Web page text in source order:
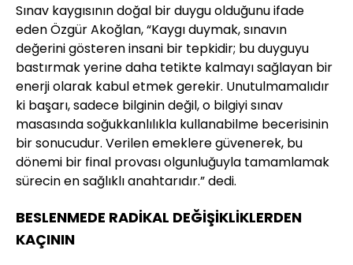
Sınav kaygısının doğal bir duygu olduğunu ifade
eden Özgür Akoğlan, “Kaygı duymak, sınavın
değerini gösteren insani bir tepkidir; bu duyguyu
bastırmak yerine daha tetikte kalmayı sağlayan bir
enerji olarak kabul etmek gerekir. Unutulmamalıdır
ki başarı, sadece bilginin değil, o bilgiyi sınav
masasında soğukkanlılıkla kullanabilme becerisinin
bir sonucudur. Verilen emeklere güvenerek, bu
dönemi bir final provası olgunluğuyla tamamlamak
sürecin en sağlıklı anahtarıdır.” dedi.
BESLENMEDE RADİKAL DEĞİŞİKLİKLERDEN
KAÇININ